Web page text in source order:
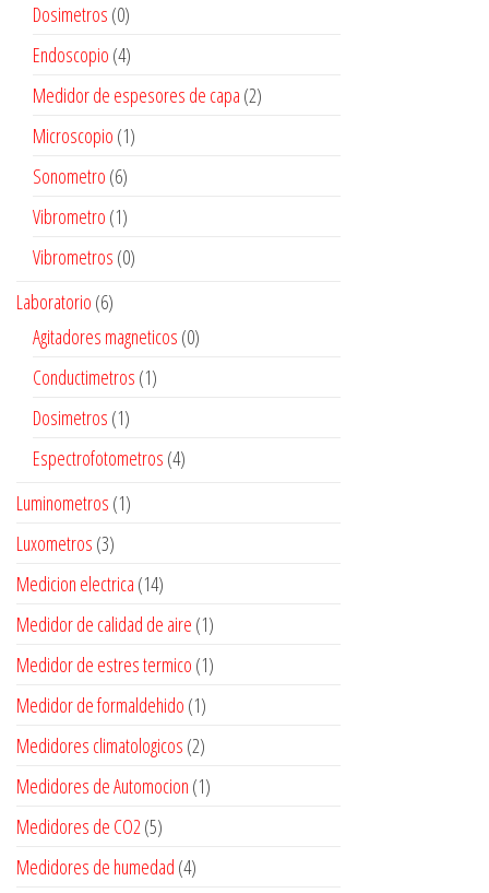
Dosimetros (0)
Endoscopio (4)
Medidor de espesores de capa (2)
Microscopio (1)
Sonometro (6)
Vibrometro (1)
Vibrometros (0)
Laboratorio (6)
Agitadores magneticos (0)
Conductimetros (1)
Dosimetros (1)
Espectrofotometros (4)
Luminometros (1)
Luxometros (3)
Medicion electrica (14)
Medidor de calidad de aire (1)
Medidor de estres termico (1)
Medidor de formaldehido (1)
Medidores climatologicos (2)
Medidores de Automocion (1)
Medidores de CO2(5)
Medidores de humedad (4)